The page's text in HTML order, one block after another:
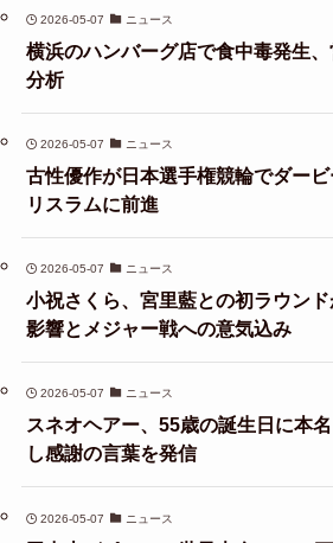
2026-05-07 ニュース
横浜のハンバーグ店で食中毒発生
分析
2026-05-07 ニュース
古性優作が日本選手権競輪でダー
リスラムに前進
2026-05-07 ニュース
小祝さくら、宮里藍との初ラウン
影響とメジャー戦への意気込み
2026-05-07 ニュース
スネオヘアー、55歳の誕生日に本
し感謝の言葉を発信
2026-05-07 ニュース